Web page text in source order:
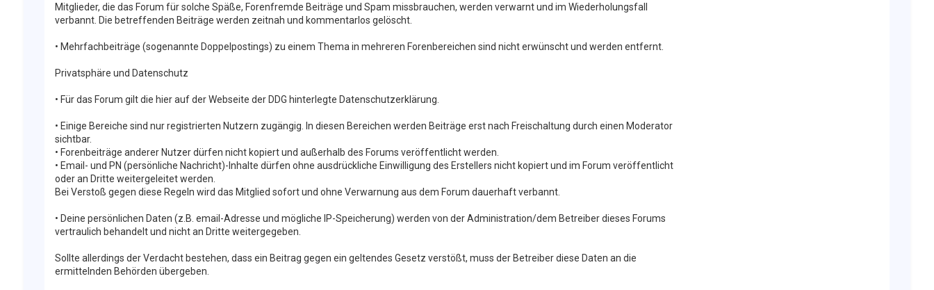
Mitglieder, die das Forum für solche Späße, Forenfremde Beiträge und Spam missbrauchen, werden verwarnt und im Wiederholungsfall
verbannt. Die betreffenden Beiträge werden zeitnah und kommentarlos gelöscht.
• Mehrfachbeiträge (sogenannte Doppelpostings) zu einem Thema in mehreren Forenbereichen sind nicht erwünscht und werden entfernt.
Privatsphäre und Datenschutz
• Für das Forum gilt die hier auf der Webseite der DDG hinterlegte Datenschutzerklärung.
• Einige Bereiche sind nur registrierten Nutzern zugängig. In diesen Bereichen werden Beiträge erst nach Freischaltung durch einen Moderator
sichtbar.
• Forenbeiträge anderer Nutzer dürfen nicht kopiert und außerhalb des Forums veröffentlicht werden.
• Email- und PN (persönliche Nachricht)-Inhalte dürfen ohne ausdrückliche Einwilligung des Erstellers nicht kopiert und im Forum veröffentlicht
oder an Dritte weitergeleitet werden.
Bei Verstoß gegen diese Regeln wird das Mitglied sofort und ohne Verwarnung aus dem Forum dauerhaft verbannt.
• Deine persönlichen Daten (z.B. email-Adresse und mögliche IP-Speicherung) werden von der Administration/dem Betreiber dieses Forums
vertraulich behandelt und nicht an Dritte weitergegeben.
Sollte allerdings der Verdacht bestehen, dass ein Beitrag gegen ein geltendes Gesetz verstößt, muss der Betreiber diese Daten an die
ermittelnden Behörden übergeben.